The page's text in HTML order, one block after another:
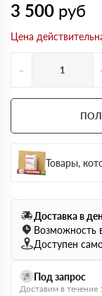
3 500 руб
Цена
-
Товары,
Доставка в
Возможность
Доступен
Под запрос
Доставим в течение